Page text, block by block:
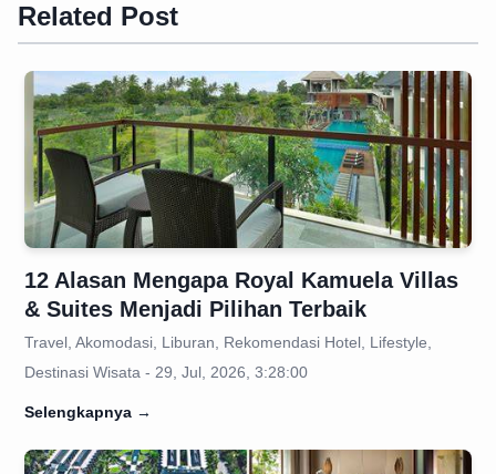
Related Post
12 Alasan Mengapa Royal Kamuela Villas
& Suites Menjadi Pilihan Terbaik
Travel, Akomodasi, Liburan, Rekomendasi Hotel, Lifestyle,
Destinasi Wisata - 29, Jul, 2026, 3:28:00
Selengkapnya →